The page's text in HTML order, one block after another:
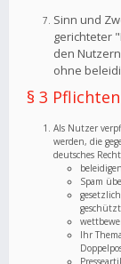
Sinn und
gerichteter
den
ohne
§ 3
Als Nutzer
werden, die
deutsches
Spam
Ihr